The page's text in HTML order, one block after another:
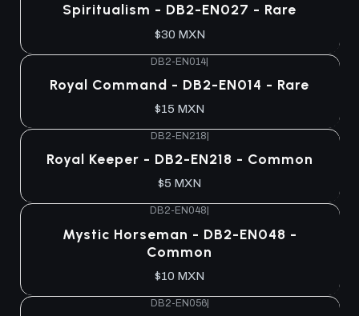
Spiritualism - DB2-EN027 - Rare
$30 MXN
DB2-EN014|
Royal Command - DB2-EN014 - Rare
$15 MXN
DB2-EN218
Royal Keeper - DB2-EN218 - Common
$5 MXN
DB2-EN048
Mystic Horseman - DB2-EN048 -
Common
$10 MXN
DB2-EN056|